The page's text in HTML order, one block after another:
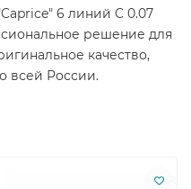
6 линий C 0.07
решение для
качество,
всей России.